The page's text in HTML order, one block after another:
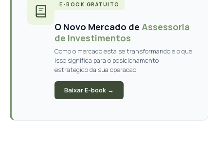
E-BOOK GRATUITO
O Novo Mercado de Assessoria
de Investimentos
Como o mercado esta se transformando e o que
isso significa para o posicionamento
estrategico da sua operacao.
Baixar E-book →